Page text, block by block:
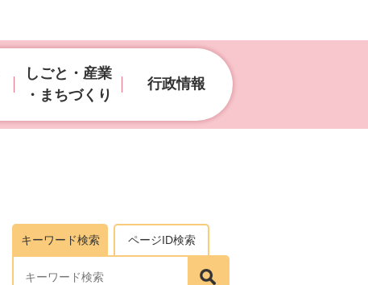
しごと・産業
・まちづくり
行政情報
キーワード検索 ページID検索